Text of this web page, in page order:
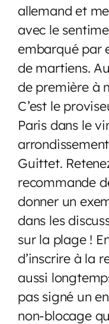
allemand et
avec le
embarqué par
de martiens.
de première à
C’est le
Paris dans le
Guittet.
recommande
donner un
dans les
sur la plage !
d’inscrire à la
aussi
pas signé un
non-blocage